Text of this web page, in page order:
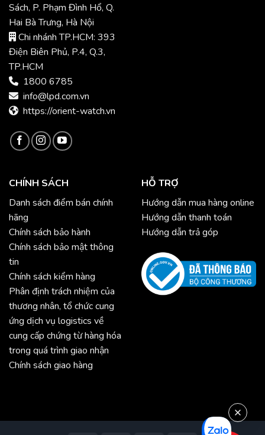
Sách, P. Phạm Đình Hổ, Q.
Hai Bà Trưng, Hà Nội
Chi nhánh TP.HCM: 393
Điện Biên Phủ, P.4, Q.3,
TP.HCM
1800 6785
info@lpd.com.vn
https://orient-watch.vn
CHÍNH SÁCH
Danh sách điểm bán chính
hãng
Chính sách bảo hành
Chính sách bảo mật thông
tin
Chính sách kiểm hàng
Phân định trách nhiệm của
thương nhân, tổ chức cung
ứng dịch vụ logistics về
cung cấp chứng từ hàng hóa
trong quá trình giao nhận
Chính sách giao hàng
HỖ TRỢ
Hướng dẫn mua hàng online
Hướng dẫn thanh toán
Hướng dẫn trả góp